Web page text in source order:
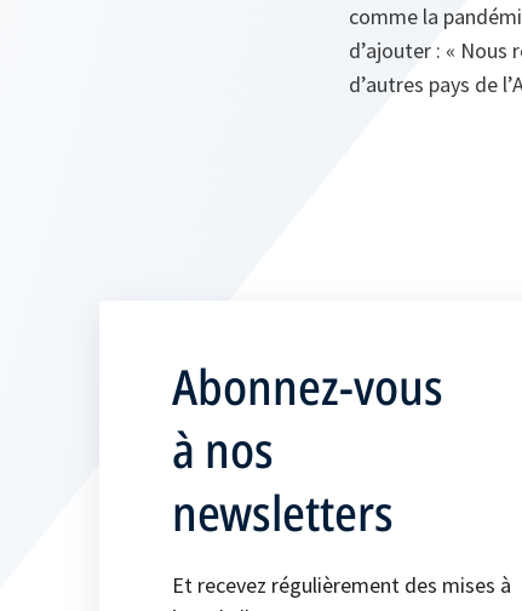
comme la
d’ajouter : «
d’autres pays de
Abonnez-vous
à nos
newsletters
Et recevez régulièrement des mises à